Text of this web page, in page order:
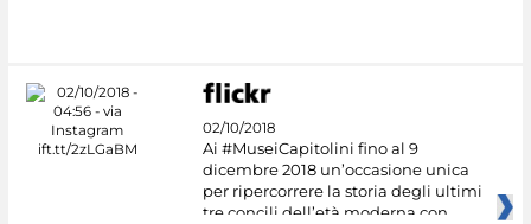
02/10/2018
Ai #MuseiCapitolini fino al 9
dicembre 2018 un’occasione unica
per ripercorrere la storia degli ultimi
tre concili dell’età moderna con